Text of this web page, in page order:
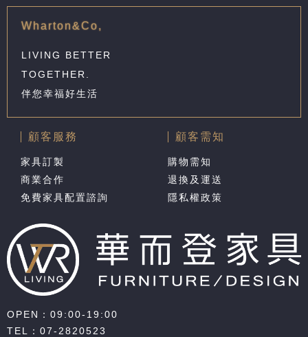
Wharton&Co,
LIVING BETTER
TOGETHER.
伴您幸福好生活
顧客服務
家具訂製
商業合作
免費家具配置諮詢
顧客需知
購物需知
退換及運送
隱私權政策
OPEN：09:00-19:00
TEL： 07-2820523